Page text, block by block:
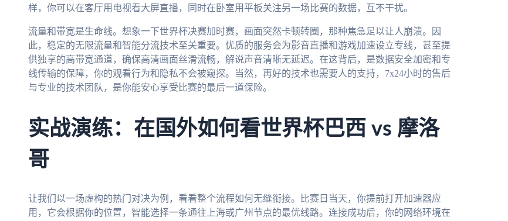
样，你可以在客厅用电视看大屏直播，同时在卧室用平板关注另一场比赛的数据，互不干扰。
流量和带宽是生命线。想象一下世界杯决赛加时赛，画面突然卡顿转圈，那种焦急足以让人崩溃。因
此，稳定的无限流量和智能分流技术至关重要。优质的服务会为影音直播和游戏加速设立专线，甚至提
供独享的高带宽通道，确保高清画面丝滑流畅，解说声音清晰无延迟。在这背后，是数据安全加密和专
线传输的保障，你的观看行为和隐私不会被窥探。当然，再好的技术也需要人的支持，7x24小时的售后
与专业的技术团队，是你能安心享受比赛的最后一道保险。
实战演练：在国外如何看世界杯巴西 vs 摩洛
哥
让我们以一场虚构的热门对决为例，看看整个流程如何无缝衔接。比赛日当天，你提前打开加速器应
用，它会根据你的位置，智能选择一条通往上海或广州节点的最优线路。连接成功后，你的网络环境在